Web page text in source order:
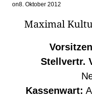
on8. Oktober 2012
Maximal
Stellvertr.
Kassenwart: